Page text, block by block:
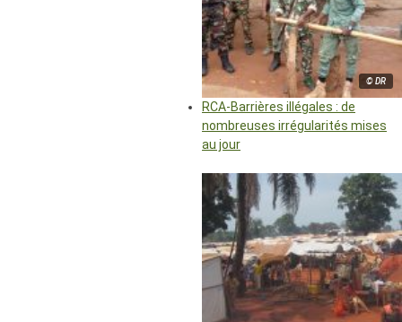
© DR
RCA-Barrières illégales : de
nombreuses irrégularités mises
au jour